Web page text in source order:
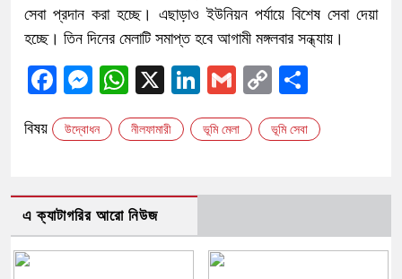
সেবা প্রদান করা হচ্ছে। এছাড়াও ইউনিয়ন পর্যায়ে বিশেষ সেবা দেয়া
হচ্ছে। তিন দিনের মেলাটি সমাপ্ত হবে আগামী মঙ্গলবার সন্ধ্যায়।
Facebook
Messenger
WhatsApp
X LinkedIn
GmailCopy
বিষয় উদ্বোধন নীলফামারী ভূমি মেলা ভূমি সেবা
এ ক্যাটাগরির আরো নিউজ